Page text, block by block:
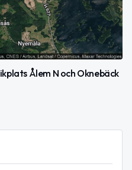
Ålem N och Oknebäck